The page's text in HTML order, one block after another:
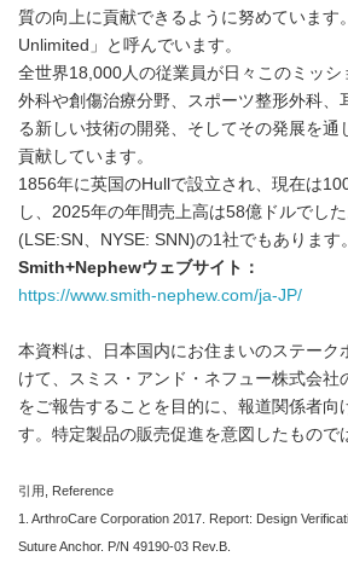
質の向上に貢献できるように努めています
Unlimited」と呼んでいます。
全世界18,000人の従業員が日々このミッ
外科や創傷治療分野、スポーツ整形外科、
る新しい技術の開発、そしてその発展を通
貢献しています。
1856年に英国のHullで設立され、現在は
し、2025年の年間売上高は58億ドルでし
(LSE:SN、NYSE: SNN)の1社でもあります。
Smith+Nephewウェブサイト：
https://www.smith-nephew.com/ja-JP/
本資料は、日本国内にお住まいのステーク
けて、スミス・アンド・ネフュー株式会社
をご報告することを目的に、報道関係者向
す。特定製品の販売促進を意図したもので
引用, Reference
1. ArthroCare Corporation 2017. Report: Design
Suture Anchor. P/N 49190-03 Rev.B.